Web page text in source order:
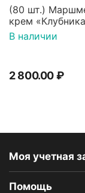
(80 шт.)
крем
палочками (ТМ
«Зефирный
В наличии
2 800.00₽
Моя учетная
Помощь